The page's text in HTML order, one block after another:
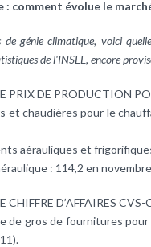
: comment évolue le
de génie climatique, voici
de l'INSEE, encore
PRIX DE PRODUCTION
et chaudières pour le
aérauliques et
: 114,2 en
CHIFFRE D’AFFAIRES CVS-
de gros de fournitures